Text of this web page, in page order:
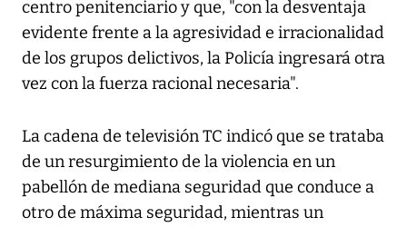
centro penitenciario y que, "con la desventaja
evidente frente a la agresividad e irracionalidad
de los grupos delictivos, la Policía ingresará otra
vez con la fuerza racional necesaria".
La cadena de televisión TC indicó que se trataba
de un resurgimiento de la violencia en un
pabellón de mediana seguridad que conduce a
otro de máxima seguridad, mientras un